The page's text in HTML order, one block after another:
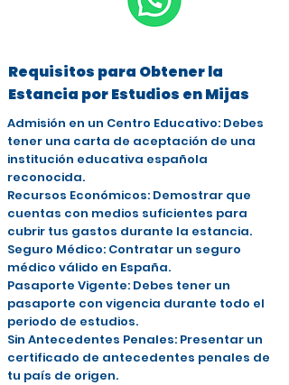
Requisitos para Obtener la
Estancia por Estudios en Mijas
Admisión en un Centro Educativo: Debes
tener una carta de aceptación de una
institución educativa española
reconocida.
Recursos Económicos: Demostrar que
cuentas con medios suficientes para
cubrir tus gastos durante la estancia.
Seguro Médico: Contratar un seguro
médico válido en España.
Pasaporte Vigente: Debes tener un
pasaporte con vigencia durante todo el
periodo de estudios.
Sin Antecedentes Penales: Presentar un
certificado de antecedentes penales de
tu país de origen.